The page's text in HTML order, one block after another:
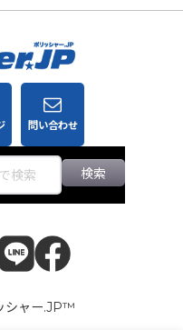
問い合わせ
検索
シャー.JP™